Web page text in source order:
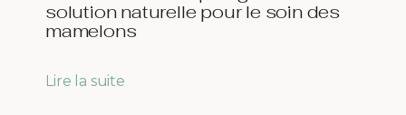
solution naturelle pour le soin des
mamelons
Lire la suite